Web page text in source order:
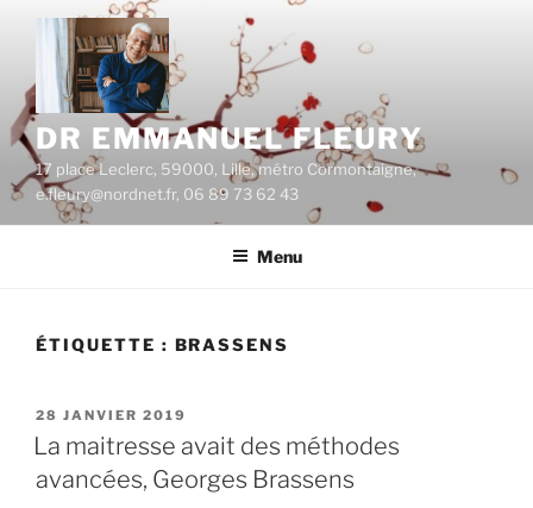
Aller
contenu
principal
DR EMMANUEL FLEURY
17 place Leclerc, 59000, Lille, métro Cormontaigne,
e.fleury@nordnet.fr, 06 89 73 62 43
Menu
ÉTIQUETTE : BRASSENS
PUBLIÉ
LE
28 JANVIER 2019
La maitresse avait des méthodes
avancées, Georges Brassens